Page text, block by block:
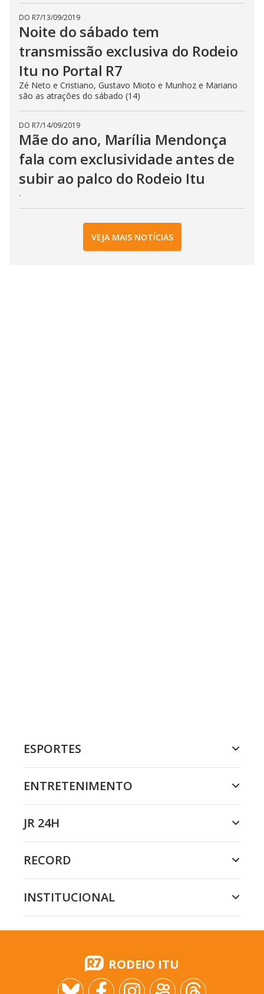
DO R7/13/09/2019
Noite do sábado tem
transmissão exclusiva do Rodeio
Itu no Portal R7
Zé Neto e Cristiano, Gustavo Mioto e Munhoz e Mariano
são as atrações do sábado (14)
DO R7/14/09/2019
Mãe do ano, Marília Mendonça
fala com exclusividade antes de
subir ao palco do Rodeio Itu
.
VEJA MAIS NOTÍCIAS
ESPORTES
ENTRETENIMENTO
JR 24H
RECORD
INSTITUCIONAL
RODEIO ITU